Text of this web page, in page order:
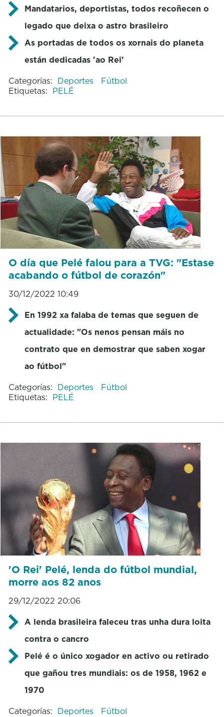
Mandatarios, deportistas, todos recoñecen o
legado que deixa o astro brasileiro
As portadas de todos os xornais do planeta
están dedicadas 'ao Rei'
Categorías: Deportes
Fútbol
Etiquetas: PELÉ
O día que Pelé falou para a TVG: "Estase
acabando o fútbol de corazón"
30/12/2022 10:49
En 1992 xa falaba de temas que seguen de
actualidade: "Os nenos pensan máis no
contrato que en demostrar que saben xogar
ao fútbol"
Categorías: Deportes
Fútbol
Etiquetas: PELÉ
'O Rei' Pelé, lenda do fútbol mundial,
morre aos 82 anos
29/12/2022 20:06
A lenda brasileira faleceu tras unha dura loita
contra o cancro
Pelé é o único xogador en activo ou retirado
que gañou tres mundiais: os de 1958, 1962 e
1970
Categorías: Deportes Fútbol